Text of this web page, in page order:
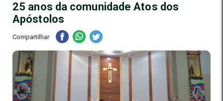
25 anos da comunidade Atos dos
Apóstolos
Compartilhar